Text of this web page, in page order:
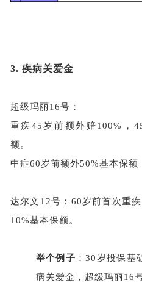
3. 疾病关爱金
超级玛丽16号：
重疾45岁前额外赔100%，
额。
中症60岁前额外50%基本保额
达尔文 12号：60岁前首次重
10%基本保额。
举个例子 ：30岁投保基
病关爱金，超级玛丽16